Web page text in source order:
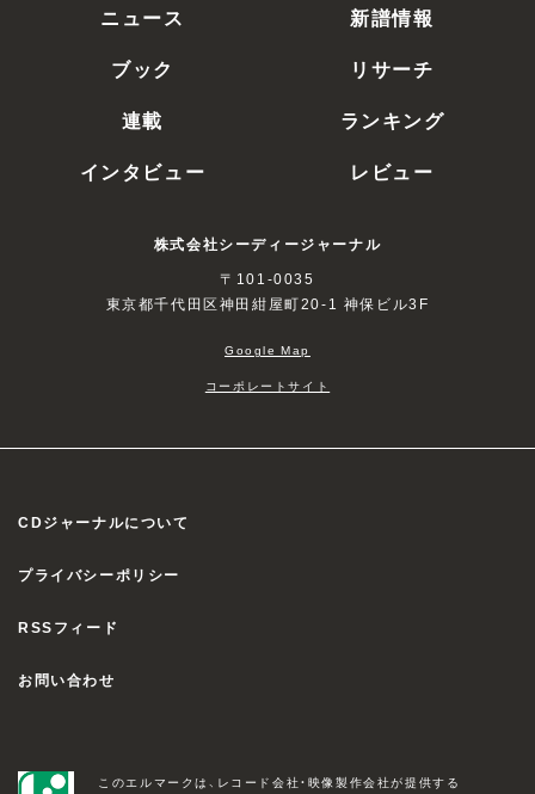
ニュース
新譜情報
ブック
リサーチ
連載
ランキング
インタビュー
レビュー
株式会社シーディージャーナル
〒101-0035
東京都千代田区神田紺屋町20-1 神保ビル3F
Google Map
コーポレートサイト
CDジャーナルについて
プライバシーポリシー
RSSフィード
お問い合わせ
このエルマークは、レコード会社・映像製作会社が提供する